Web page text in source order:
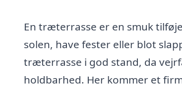
En træterrasse er en smuk
solen, have fester eller blot
træterrasse i god stand, da
holdbarhed. Her kommer et